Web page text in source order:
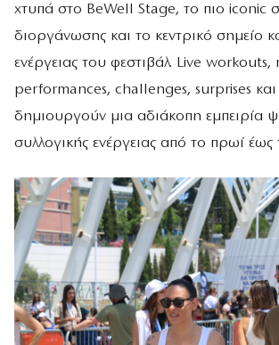
χτυπά στο BeWell Stage, το πιο iconic
διοργάνωσης και το κεντρικό σημείο
ενέργειας του φεστιβάλ. Live
performances, challenges, surprises
δημιουργούν μια αδιάκοπη εμπειρία
συλλογικής ενέργειας από το πρωί